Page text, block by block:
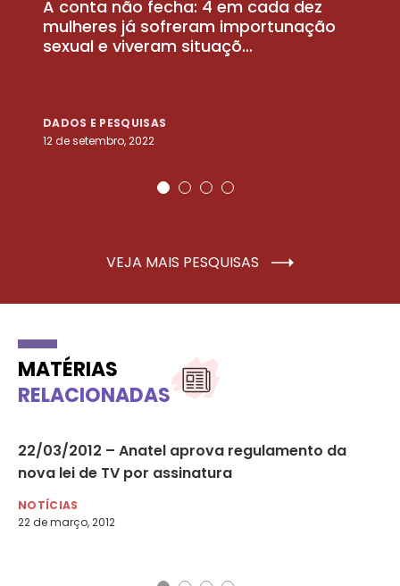
A conta não fecha: 4 em cada dez
mulheres já sofreram importunação
sexual e viveram situaçõ...
DADOS E PESQUISAS
12 de setembro, 2022
VEJA MAIS PESQUISAS
MATÉRIAS
RELACIONADAS
22/03/2012 – Anatel aprova regulamento da
nova lei de TV por assinatura
NOTÍCIAS
22 de março, 2012